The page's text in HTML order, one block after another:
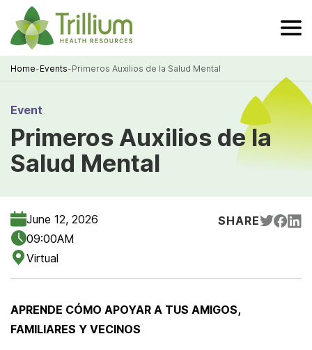
Skip
to
Main
Content
Home-Events-Primeros Auxilios de la Salud Mental
Event
Primeros Auxilios de la
Salud Mental
June 12, 2026
09:00AM
Virtual
SHARE
APRENDE CÓMO APOYAR A TUS AMIGOS,
FAMILIARES Y VECINOS